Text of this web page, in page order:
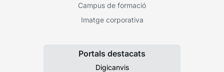
Campus de formació
Imatge corporativa
Portals destacats
Digicanvis